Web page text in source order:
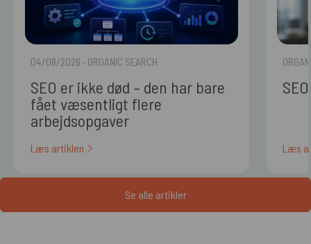
04/08/2026 · ORGANIC SEARCH
SEO er ikke død – den har bare
fået væsentligt flere
arbejdsopgaver
Læs artiklen Læs
Se alle artikler